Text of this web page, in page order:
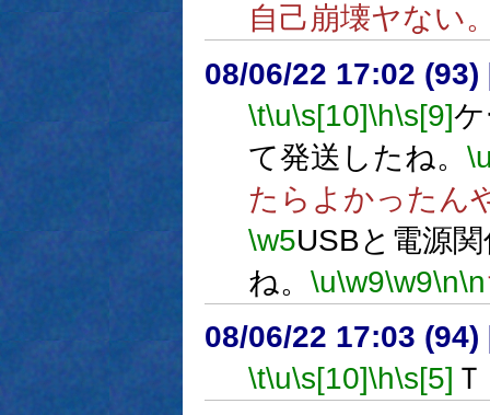
自己崩壊ヤない
08/06/22 17:02 (93)
\t\u\s[10]\h\s[9]
て発送したね。
たらよかったん
\w5USBと電源
ね。 \u\w9\w9\n\n
08/06/22 17:03 (94)
\t\u\s[10]\h\s[5]